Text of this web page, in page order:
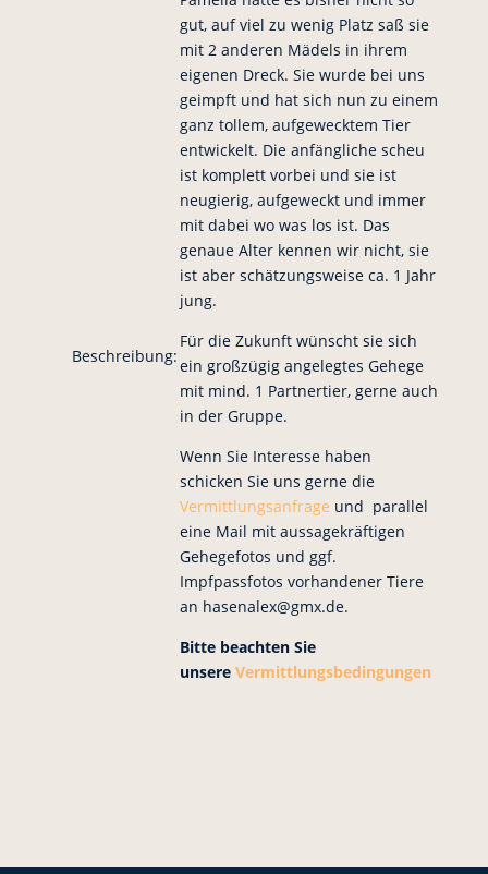
Beschreibung:
gut, auf viel zu wenig Platz saß sie
mit 2 anderen Mädels in ihrem
eigenen Dreck. Sie wurde bei uns
geimpft und hat sich nun zu einem
ganz tollem, aufgewecktem Tier
entwickelt. Die anfängliche scheu
ist komplett vorbei und sie ist
neugierig, aufgeweckt und immer
mit dabei wo was los ist. Das
genaue Alter kennen wir nicht, sie
ist aber schätzungsweise ca. 1 Jahr
jung.
Für die Zukunft wünscht sie sich
ein großzügig angelegtes Gehege
mit mind. 1 Partnertier, gerne auch
in der Gruppe.
Wenn Sie Interesse haben
schicken Sie uns gerne die
Vermittlungsanfrage und parallel
eine Mail mit aussagekräftigen
Gehegefotos und ggf.
Impfpassfotos vorhandener Tiere
an hasenalex@gmx.de.
Bitte beachten Sie
unsere Vermittlungsbedingungen